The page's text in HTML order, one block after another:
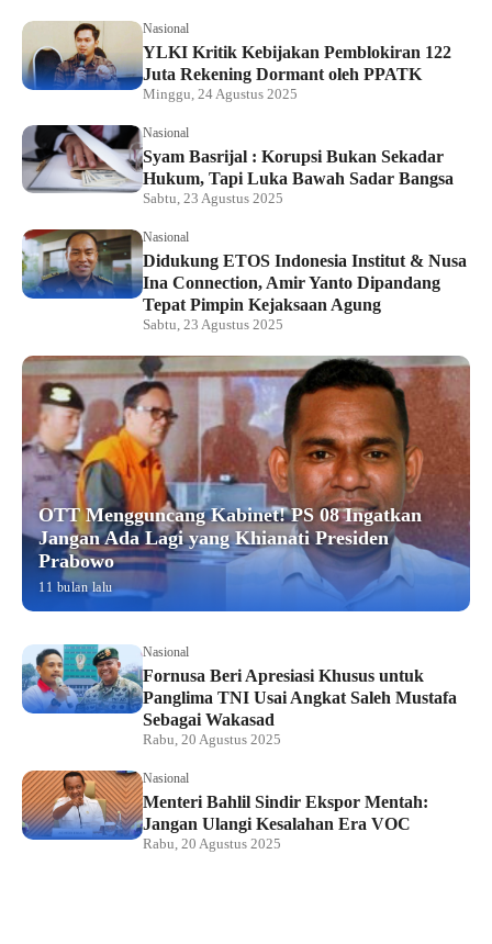
Nasional
YLKI Kritik Kebijakan Pemblokiran 122
Juta Rekening Dormant oleh PPATK
Minggu, 24 Agustus 2025
Nasional
Syam Basrijal : Korupsi Bukan Sekadar
Hukum, Tapi Luka Bawah Sadar Bangsa
Sabtu, 23 Agustus 2025
Nasional
Didukung ETOS Indonesia Institut & Nusa
Ina Connection, Amir Yanto Dipandang
Tepat Pimpin Kejaksaan Agung
Sabtu, 23 Agustus 2025
OTT Mengguncang Kabinet! PS 08 Ingatkan
Jangan Ada Lagi yang Khianati Presiden
Prabowo
11 bulan lalu
Nasional
Fornusa Beri Apresiasi Khusus untuk
Panglima TNI Usai Angkat Saleh Mustafa
Sebagai Wakasad
Rabu, 20 Agustus 2025
Nasional
Menteri Bahlil Sindir Ekspor Mentah:
Jangan Ulangi Kesalahan Era VOC
Rabu, 20 Agustus 2025